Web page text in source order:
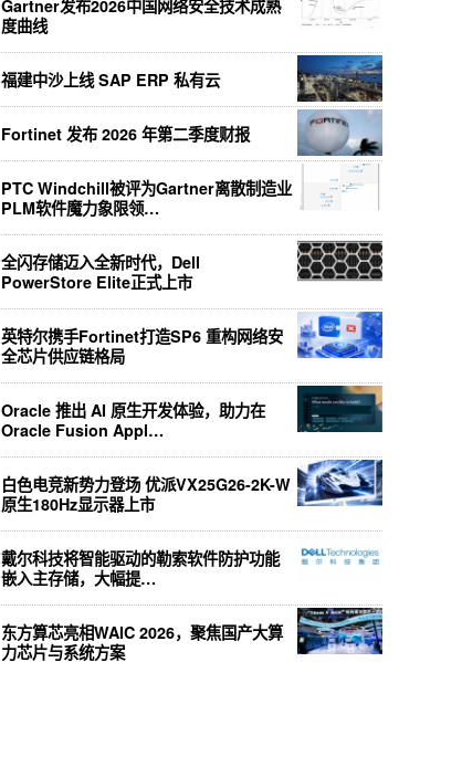
Gartner发布2026中国网络安全技术成熟
度曲线
福建中沙上线 SAP ERP 私有云
Fortinet 发布 2026 年第二季度财报
PTC Windchill被评为Gartner离散制造业
PLM软件魔力象限领…
全闪存储迈入全新时代，Dell
PowerStore Elite正式上市
英特尔携手Fortinet打造SP6 重构网络安
全芯片供应链格局
Oracle 推出 AI 原生开发体验，助力在
Oracle Fusion Appl…
白色电竞新势力登场 优派VX25G26-2K-W
原生180Hz显示器上市
戴尔科技将智能驱动的勒索软件防护功能
嵌入主存储，大幅提…
东方算芯亮相WAIC 2026，聚焦国产大算
力芯片与系统方案